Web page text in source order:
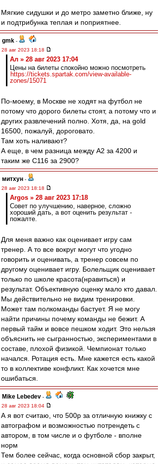
Мягкие сидушки и до метро заметно ближе, ну
и подтрибунка теплая и поприятнее.
gmk -
28 авг 2023 18:18
Ал » 28 авг 2023 17:04
Цены на билеты спокойно можно посмотреть
https://tickets.spartak.com/view-available-
zones/15071
По-моему, в Москве не ходят на футбол не
потому что дорого билеты стоят, а потому что и
других развлечений полно. Хотя, да, на gold
16500, пожалуй, дороговато.
Там хоть наливают?
А еще, в чем разница между А2 за 4200 и
таким же С116 за 2900?
митхун -
28 авг 2023 18:18
Argos » 28 авг 2023 17:18
Совет по улучшению, наверное, сложно
хороший дать, а вот оценить результат -
пожалте.
Для меня важно как оценивает игру сам
тренер. А то все вокруг могут что угодно
говорить и оценивать, а тренер совсем по
другому оценивает игру. Болельщик оценивает
только по школе красота(нравиться) и
результат. Объективную оценку мало кто давал.
Мы действительно не видим тренировки.
Может там полкоманды бастует. Я не могу
найти причины почему команды не бежит. А
первый тайм и вовсе пешком ходит. Это нельзя
объяснить не сыгранностью, экспериментами в
составе, плохой физикой. Чемпионат только
начался. Ротация есть. Мне кажется есть какой
то в коллективе конфликт. Как хочется мне
ошибаться.
Mike Lebedev -
28 авг 2023 18:04
А я вот считаю, что 500р за отличную книжку с
автографом и возможностью потрендеть с
автором, в том числе и о футболе - вполне
норм
Тем более сейчас, когда основной сбор закрыт,